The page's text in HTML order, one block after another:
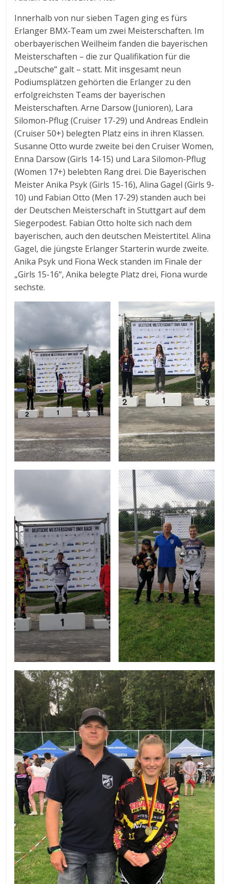
Innerhalb von nur sieben Tagen ging es fürs
Erlanger BMX-Team um zwei Meisterschaften. Im
oberbayerischen Weilheim fanden die bayerischen
Meisterschaften – die zur Qualifikation für die
„Deutsche“ galt – statt. Mit insgesamt neun
Podiumsplätzen gehörten die Erlanger zu den
erfolgreichsten Teams der bayerischen
Meisterschaften. Arne Darsow (Junioren), Lara
Silomon-Pflug (Cruiser 17-29) und Andreas Endlein
(Cruiser 50+) belegten Platz eins in ihren Klassen.
Susanne Otto wurde zweite bei den Cruiser Women,
Enna Darsow (Girls 14-15) und Lara Silomon-Pflug
(Women 17+) belebten Rang drei. Die Bayerischen
Meister Anika Psyk (Girls 15-16), Alina Gagel (Girls 9-
10) und Fabian Otto (Men 17-29) standen auch bei
der Deutschen Meisterschaft in Stuttgart auf dem
Siegerpodest. Fabian Otto holte sich nach dem
bayerischen, auch den deutschen Meistertitel. Alina
Gagel, die jüngste Erlanger Starterin wurde zweite.
Anika Psyk und Fiona Weck standen im Finale der
„Girls 15-16“, Anika belegte Platz drei, Fiona wurde
sechste.